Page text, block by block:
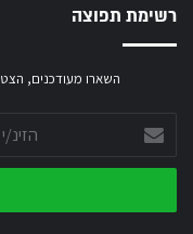
רשימת תפוצה
השארו מעודכנים,
את
כתובת
שלך